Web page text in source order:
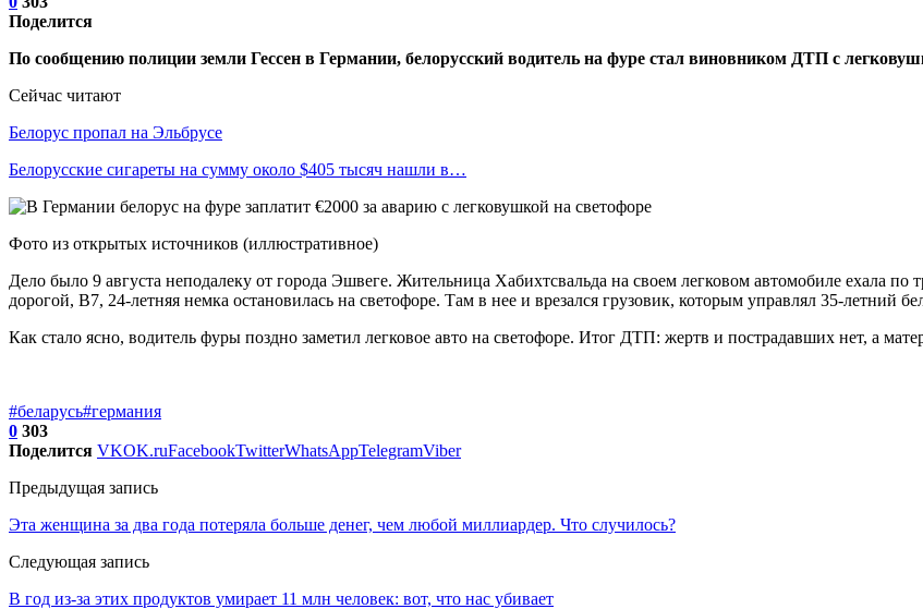
Поделится
По сообщению полиции земли Гессен в Германии, белорусский водитель на фуре стал виновником ДТП с
Сейчас читают
Белорус пропал на Эльбрусе
Белорусские сигареты на сумму около $405 тысяч нашли в…
Фото из открытых источников (иллюстративное)
Дело было 9 августа неподалеку от города Эшвеге. Жительница Хабихтсвальда на своем легковом автомобиле ехала по
дорогой, B7, 24-летняя немка остановилась на светофоре. Там в нее и врезался грузовик, которым управлял 35-летний
Как стало ясно, водитель фуры поздно заметил легковое авто на светофоре. Итог ДТП: жертв и пострадавших нет, а
#беларусь#германия
0 303
Поделится VKOK.ruFacebookTwitterWhatsAppTelegramViber
Предыдущая запись
Эта женщина за два года потеряла больше денег, чем любой миллиардер. Что случилось?
Следующая запись
В год из-за этих продуктов умирает 11 млн человек: вот, что нас убивает